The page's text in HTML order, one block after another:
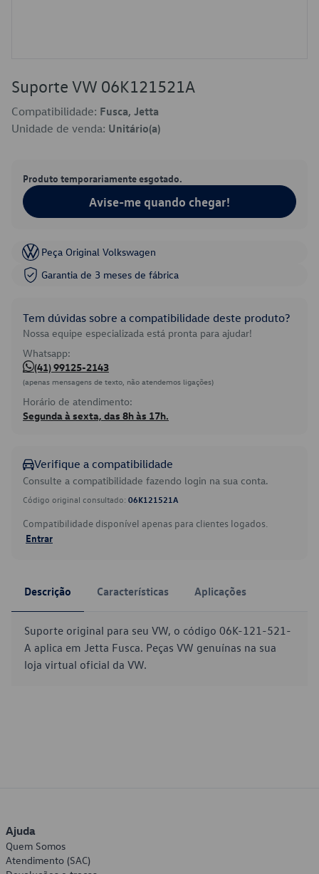
Suporte VW 06K121521A
Compatibilidade: Fusca, Jetta
Unidade de venda: Unitário(a)
Produto temporariamente esgotado.
Avise-me quando chegar!
Peça Original Volkswagen
Garantia de 3 meses de fábrica
Tem dúvidas sobre a compatibilidade deste produto?
Nossa equipe especializada está pronta para ajudar!
Whatsapp:
(41) 99125-2143
(apenas mensagens de texto, não atendemos ligações)
Horário de atendimento:
Segunda à sexta, das 8h às 17h.
Verifique a compatibilidade
Consulte a compatibilidade fazendo login na sua conta.
Código original consultado: 06K121521A
Compatibilidade disponível apenas para clientes logados.
Entrar
Descrição Características Aplicações
Suporte original para seu VW, o código 06K-121-521-
A aplica em Jetta Fusca. Peças VW genuínas na sua
loja virtual oficial da VW.
Ajuda
Quem Somos
Atendimento (SAC)